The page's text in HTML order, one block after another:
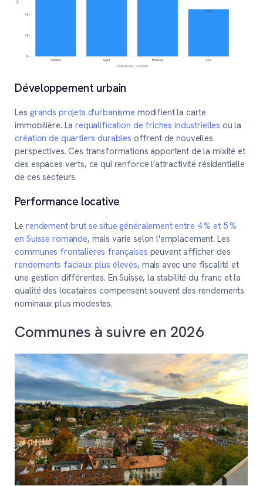
Développement urbain
Les grands projets d'urbanisme modifient la carte
immobilière. Larequalification de friches industrielles ou la
création de quartiers durables offrent de nouvelles
perspectives. Ces transformations apportent de la mixité et
des espaces verts, ce qui renforce l'attractivité résidentielle
de ces secteurs.
Performance locative
Lerendement brut se situe généralement entre 4 % et 5 %
en Suisse romande, mais varie selon l'emplacement. Les
communes frontalières françaises peuvent afficher des
rendements faciaux plus élevés, mais avec une fiscalité et
une gestion différentes. En Suisse, la stabilité du franc et la
qualité des locataires compensent souvent des rendements
nominaux plus modestes.
Communes à suivre en 2026